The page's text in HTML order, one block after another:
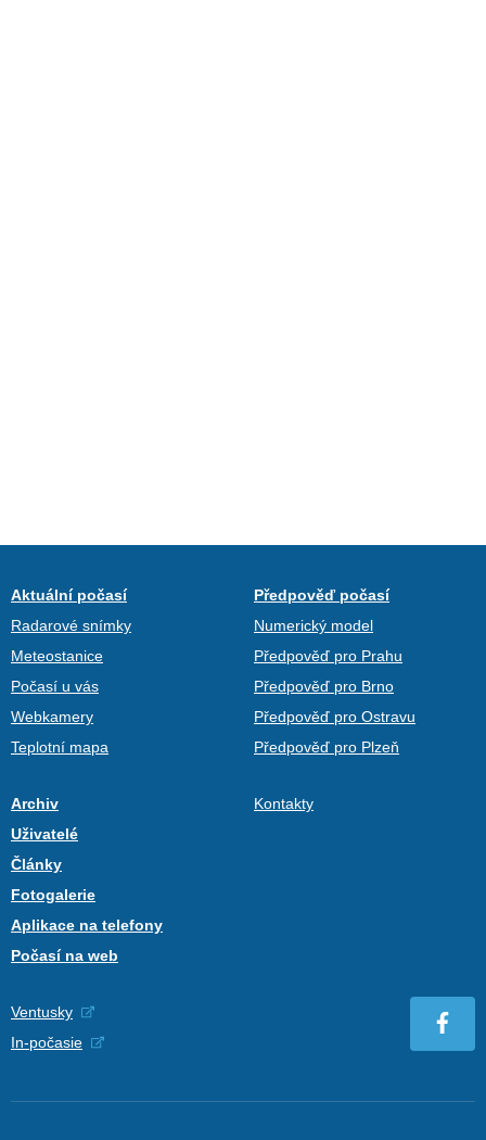
Aktuální počasí
Radarové snímky
Meteostanice
Počasí u vás
Webkamery
Teplotní mapa
Předpověď počasí
Numerický model
Předpověď pro Prahu
Předpověď pro Brno
Předpověď pro Ostravu
Předpověď pro Plzeň
Archiv
Uživatelé
Články
Fotogalerie
Aplikace na telefony
Počasí na web
Kontakty
Ventusky
In-počasie